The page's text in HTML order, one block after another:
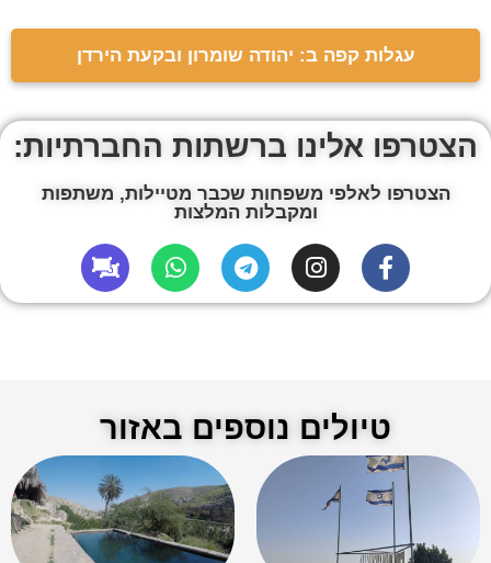
עגלות קפה ב: יהודה שומרון ובקעת הירדן
הצטרפו אלינו ברשתות החברתיות:
הצטרפו לאלפי משפחות שכבר מטיילות, משתפות
ומקבלות המלצות
טיולים נוספים באזור